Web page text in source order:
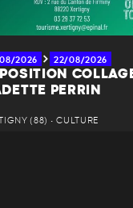
2026 22/08/2026
PERRIN
(88) • CULTURE